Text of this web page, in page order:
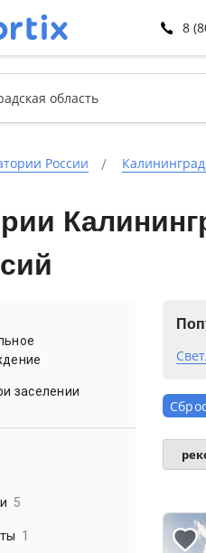
8
России
заселении
5
1